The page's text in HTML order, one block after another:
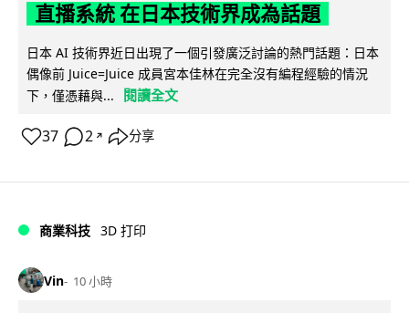
直播系統 在日本技術界成為話題
日本 AI 技術界近日出現了一個引發廣泛討論的熱門話題：日本
偶像前 Juice=Juice 成員宮本佳林在完全沒有編程經驗的情況
下，僅憑藉與...
閱讀全文
37 2 ↗ 分享
商業科技 3D 打印
Vin 10 小時